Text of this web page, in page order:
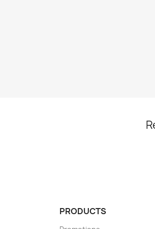
PRODUCTS